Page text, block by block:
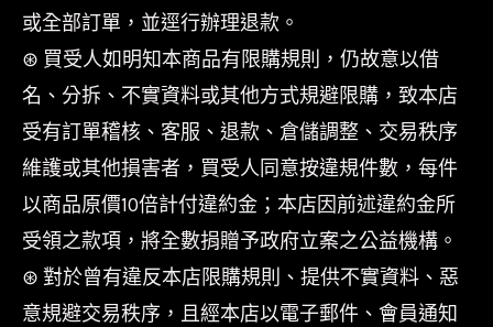
或全部訂單，並逕行辦理退款。
⊛ 買受人如明知本商品有限購規則，仍故意以借
名、分拆、不實資料或其他方式規避限購，致本店
受有訂單稽核、客服、退款、倉儲調整、交易秩序
維護或其他損害者，買受人同意按違規件數，每件
以商品原價10倍計付違約金；本店因前述違約金所
受領之款項，將全數捐贈予政府立案之公益機構。
⊛ 對於曾有違反本店限購規則、提供不實資料、惡
意規避交易秩序，且經本店以電子郵件、會員通知